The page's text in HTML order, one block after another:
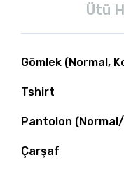
Ütü
Gömlek (Normal,
Tshirt
Pantolon
Çarşaf